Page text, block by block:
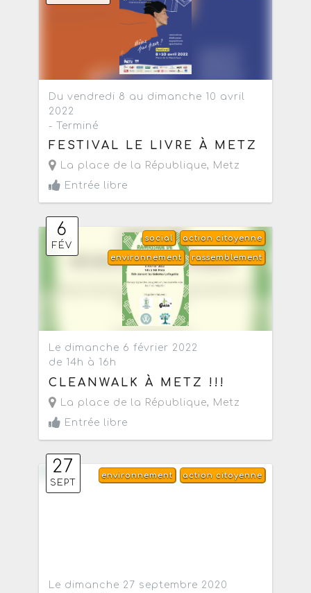
Du vendredi 8 au dimanche 10 avril
2022
- Terminé
FESTIVAL LE LIVRE À METZ
La place de la République, Metz
Entrée libre
6
FÉV
action citoyenne
social
rassemblement
environnement
Le dimanche 6 février 2022
de 14h à 16h
CLEANWALK À METZ !!!
La place de la République, Metz
Entrée libre
27
SEPT
action citoyenne
environnement
Le dimanche 27 septembre 2020